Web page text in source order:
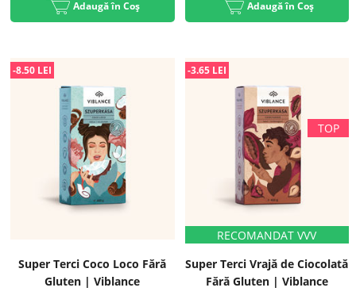
Adaugă în Coș Adaugă în Coș
Super Terci Coco Loco Fără
Gluten | Viblance
-8.50 LEI
Super Terci Vrajă de Ciocolată
Fără Gluten | Viblance
-3.65 LEI